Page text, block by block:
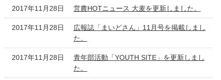
2017年11月28日 営農HOTニュース 大麦を更新しました。
2017年11月28日
広報誌「まいどさん」11月号を掲載しまし
た。
2017年11月28日
青年部活動「YOUTH SITE」を更新しまし
た。